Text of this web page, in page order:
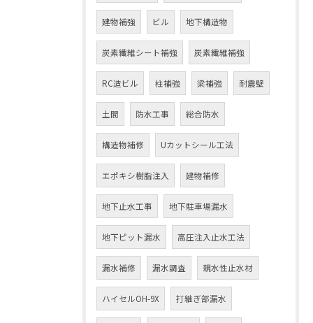
建物補強 ビル 地下構造物
炭素繊維シート補強 炭素繊維補強
RC造ビル 柱補強 梁補強 耐震壁
土間 防水工事 総合防水
構造物補修 Uカットシール工法
エポキシ樹脂注入 建物補修
地下止水工事 地下駐車場漏水
地下ピット漏水 高圧注入止水工法
漏水補修 漏水調査 親水性止水材
ハイセルOH-9X 打継ぎ部漏水